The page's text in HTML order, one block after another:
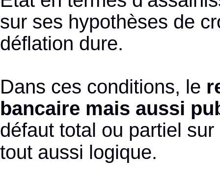
sur ses hypothèses de
déflation dure.
Dans ces conditions, le
bancaire mais aussi
défaut total ou partiel
tout aussi logique.